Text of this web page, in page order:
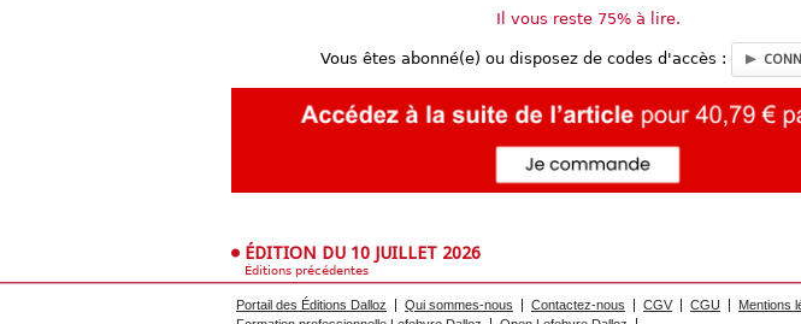
Il vous reste 75% à lire.
Vous êtes abonné(e) ou disposez de codes d'accès :
ÉDITION DU 10 JUILLET 2026
Éditions précédentes
Portail des Éditions Dalloz Qui sommes-nous Contactez-nous CGV CGU Mentions